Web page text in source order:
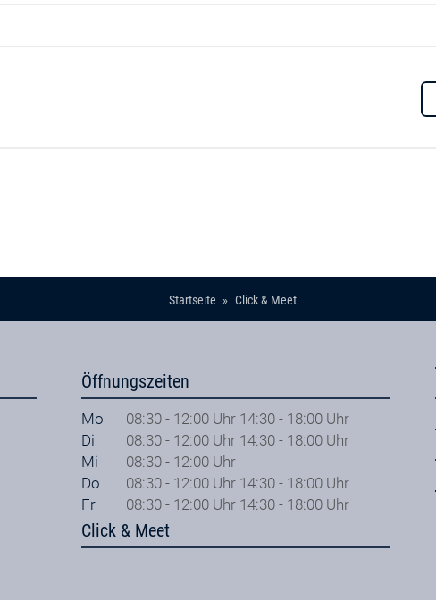
Startseite Click & Meet
Öffnungszeiten
Mo
08:30 - 12:00 Uhr 14:30 - 18:00 Uhr
Di
08:30 - 12:00 Uhr 14:30 - 18:00 Uhr
Mi
08:30 - 12:00 Uhr
Do
08:30 - 12:00 Uhr 14:30 - 18:00 Uhr
Fr
08:30 - 12:00 Uhr 14:30 - 18:00 Uhr
Click & Meet